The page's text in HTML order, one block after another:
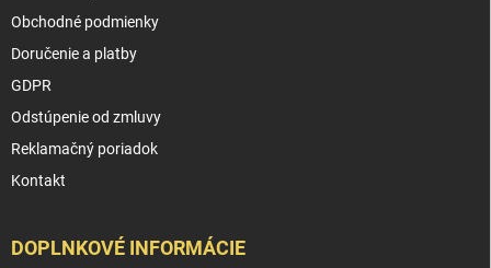
Obchodné podmienky
Doručenie a platby
GDPR
Odstúpenie od zmluvy
Reklamačný poriadok
Kontakt
DOPLNKOVÉ INFORMÁCIE